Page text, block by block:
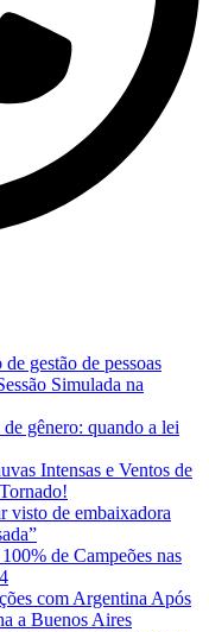
gestão de pessoas
Simulada na
gênero: quando a lei
Intensas e Ventos de
visto de embaixadora
de Campeões nas
com Argentina Após
a Buenos Aires